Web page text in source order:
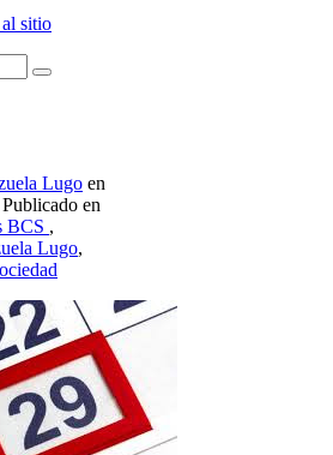
sitio
Lugo en
en
BCS ,
Lugo,